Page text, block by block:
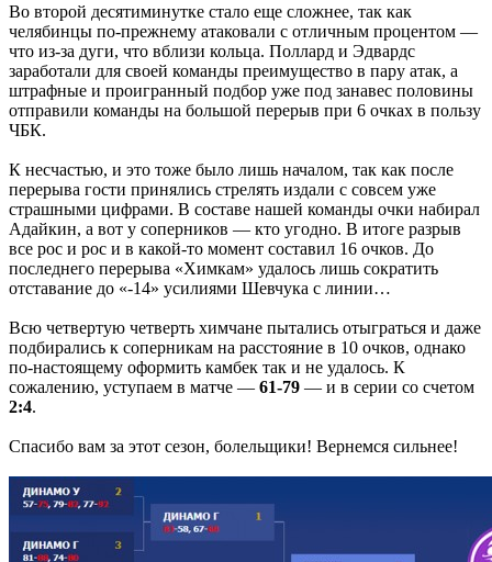
Во второй десятиминутке стало еще сложнее, так как
челябинцы по-прежнему атаковали с отличным процентом —
что из-за дуги, что вблизи кольца. Поллард и Эдвардс
заработали для своей команды преимущество в пару атак, а
штрафные и проигранный подбор уже под занавес половины
отправили команды на большой перерыв при 6 очках в пользу
ЧБК.
К несчастью, и это тоже было лишь началом, так как после
перерыва гости принялись стрелять издали с совсем уже
страшными цифрами. В составе нашей команды очки набирал
Адайкин, а вот у соперников — кто угодно. В итоге разрыв
все рос и рос и в какой-то момент составил 16 очков. До
последнего перерыва «Химкам» удалось лишь сократить
отставание до «-14» усилиями Шевчука с линии…
Всю четвертую четверть химчане пытались отыграться и даже
подбирались к соперникам на расстояние в 10 очков, однако
по-настоящему оформить камбек так и не удалось. К
сожалению, уступаем в матче — 61-79 — и в серии со счетом
2:4.
Спасибо вам за этот сезон, болельщики! Вернемся сильнее!